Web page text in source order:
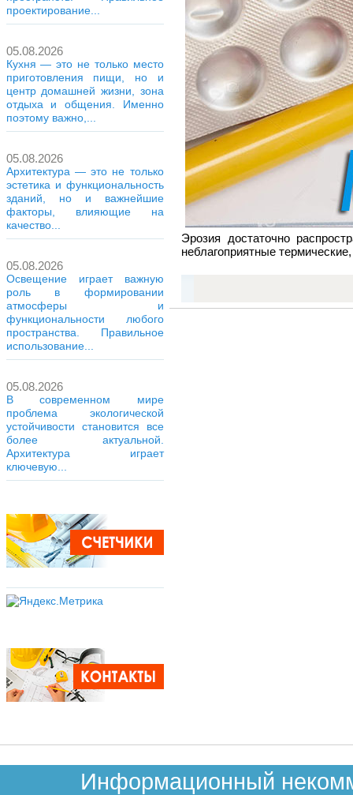
проектирование...
05.08.2026
Кухня — это не только место
приготовления пищи, но и
центр домашней жизни, зона
отдыха и общения. Именно
поэтому важно,...
05.08.2026
Архитектура — это не только
эстетика и функциональность
зданий, но и важнейшие
факторы, влияющие на
качество...
05.08.2026
Освещение играет важную
роль в формировании
атмосферы и
функциональности любого
пространства. Правильное
использование...
05.08.2026
В современном мире
проблема экологической
устойчивости становится все
более актуальной.
Архитектура играет
ключевую...
Эрозия достаточно
неблагоприятные
Информационный